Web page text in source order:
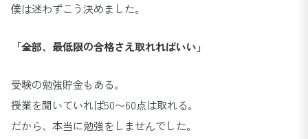
僕は迷わずこう決めました。
「全部、最低限の合格さえ取れればいい」
受験の勉強貯金もある。
授業を聞いていれば50〜60点は取れる。
だから、本当に勉強をしませんでした。